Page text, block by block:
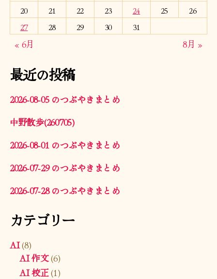
20
21 22 23 24 25
26
27
28 29 30 31
« 6月 8月 »
最近の投稿
2026-08-05 のつぶやきまとめ
中野散歩(260705)
2026-08-01 のつぶやきまとめ
2026-07-29 のつぶやきまとめ
2026-07-28 のつぶやきまとめ
カテゴリー
AI(8)
AI 作文(6)
AI 校正(1)